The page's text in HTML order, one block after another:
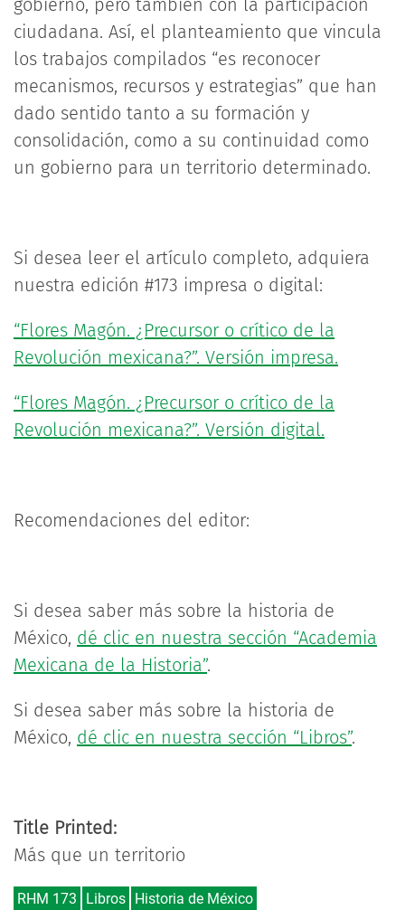
gobierno, pero también con la participación
ciudadana. Así, el planteamiento que vincula
los trabajos compilados “es reconocer
mecanismos, recursos y estrategias” que han
dado sentido tanto a su formación y
consolidación, como a su continuidad como
un gobierno para un territorio determinado.
Si desea leer el artículo completo, adquiera
nuestra edición #173 impresa o digital:
“Flores Magón. ¿Precursor o crítico de la
Revolución mexicana?”. Versión impresa.
“Flores Magón. ¿Precursor o crítico de la
Revolución mexicana?”. Versión digital.
Recomendaciones del editor:
Si desea saber más sobre la historia de
México, dé clic en nuestra sección “Academia
Mexicana de la Historia”.
Si desea saber más sobre la historia de
México, dé clic en nuestra sección “Libros”.
Title Printed:
Más que un territorio
RHM 173 Libros Historia de México